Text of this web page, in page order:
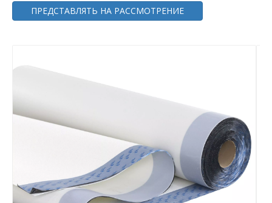
ПРЕДСТАВЛЯТЬ НА РАССМОТРЕНИЕ